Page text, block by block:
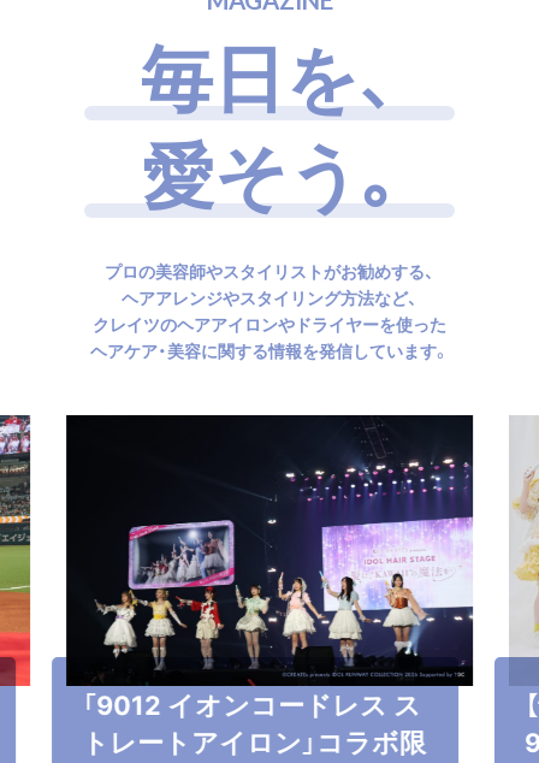
毎日 を、
愛そう ｡
プロの美容師やスタイリストがお勧めする、
ヘアアレンジやスタイリング方法など、
クレイツのヘアアイロンやドライヤーを使った
ヘアケア・美容に関する情報を発信しています。
「9012 イオンコードレス ス
トレートアイロン」コラボ限